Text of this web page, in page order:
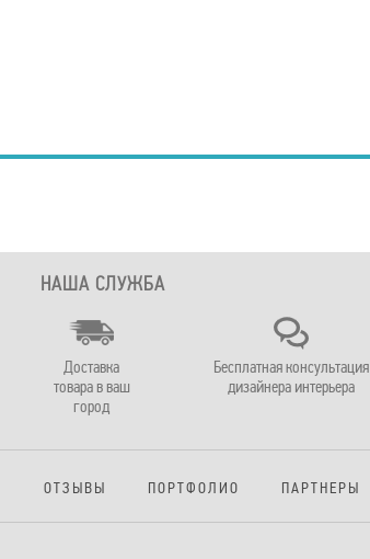
НАША СЛУЖБА
Доставка
товара в ваш
город
Бесплатная консультация
дизайнера интерьера
ОТЗЫВЫ ПОРТФОЛИО ПАРТНЕРЫ